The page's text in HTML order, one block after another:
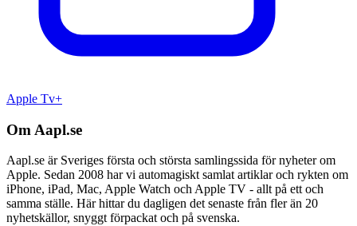
Apple Tv+
Om Aapl.se
Aapl.se är Sveriges första och största samlingssida för nyheter om
Apple. Sedan 2008 har vi automagiskt samlat artiklar och rykten om
iPhone, iPad, Mac, Apple Watch och Apple TV - allt på ett och
samma ställe. Här hittar du dagligen det senaste från fler än 20
nyhetskällor, snyggt förpackat och på svenska.